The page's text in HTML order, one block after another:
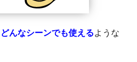
どんなシーンでも使えるような